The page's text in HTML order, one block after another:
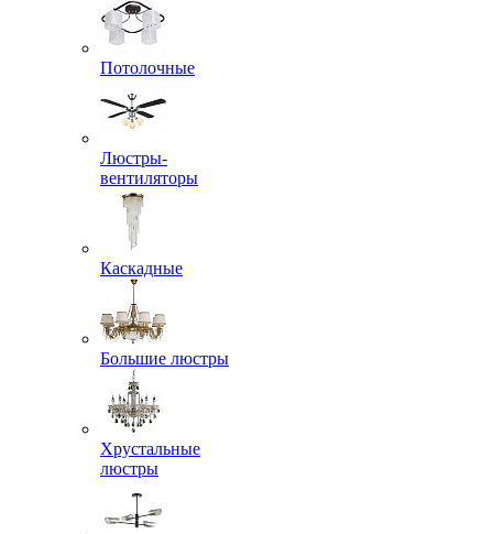
Потолочные
Люстры-
вентиляторы
Каскадные
Большие люстры
Хрустальные
люстры